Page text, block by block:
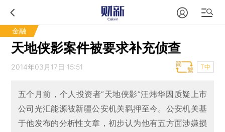
金融
天地侠影案件被要求补充侦查
2014年03月17日 15:51 T中
五个月前，个人投资者“天地侠影”汪炜华因质疑上市
公司光汇能源被新疆公安机关羁押至今。公安机关基
于他发布的分析性文章，初步认为他有五方面涉嫌损